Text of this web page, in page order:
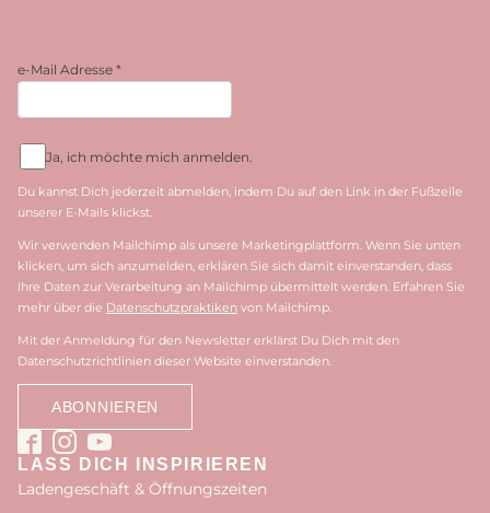
e-Mail Adresse *
Ja, ich möchte mich anmelden.
Du kannst Dich jederzeit abmelden, indem Du auf den Link in der Fußzeile
unserer E-Mails klickst.
Wir verwenden Mailchimp als unsere Marketingplattform. Wenn Sie unten
klicken, um sich anzumelden, erklären Sie sich damit einverstanden, dass
Ihre Daten zur Verarbeitung an Mailchimp übermittelt werden. Erfahren Sie
mehr über die Datenschutzpraktiken von Mailchimp.
Mit der Anmeldung für den Newsletter erklärst Du Dich mit den
Datenschutzrichtlinien dieser Website einverstanden.
LASS DICH INSPIRIEREN
Ladengeschäft & Öffnungszeiten